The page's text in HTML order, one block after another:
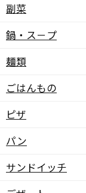
副菜
鍋・ス－プ
麺類
ごはんもの
ピザ
パン
サンドイッチ